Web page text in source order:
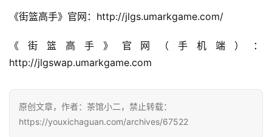
5
十
三
茶
奖
《街篮高手》官网：http://jlgs.umarkgame.com/
《街篮高手》官网（手机端）：
http://jlgswap.umarkgame.com
原创文章，作者：茶馆小二，禁止转载：
https://youxichaguan.com/archives/67522